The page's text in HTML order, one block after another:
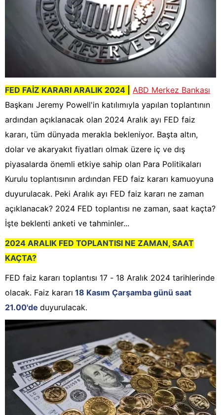
FED FAİZ KARARI ARALIK 2024 |
ABD Merkez Bankası
Başkanı Jeremy Powell'in katılımıyla yapılan toplantının
ardından açıklanacak olan 2024 Aralık ayı FED faiz
kararı, tüm dünyada merakla bekleniyor. Başta altın,
dolar ve akaryakıt fiyatları olmak üzere iç ve dış
piyasalarda önemli etkiye sahip olan Para Politikaları
Kurulu toplantısının ardından FED faiz kararı kamuoyuna
duyurulacak. Peki Aralık ayı FED faiz kararı ne zaman
açıklanacak? 2024 FED toplantısı ne zaman, saat kaçta?
İşte beklenti anketi ve tahminler...
2024 ARALIK FED TOPLANTISI NE ZAMAN, SAAT
KAÇTA?
FED faiz kararı toplantısı 17 - 18 Aralık 2024 tarihlerinde
olacak. Faiz kararı 18 Kasım Çarşamba günü saat
21.00'de duyurulacak.